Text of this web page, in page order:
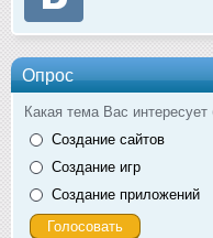
Опрос
Какая тема Вас
Создание сайтов
Создание игр
Создание приложений